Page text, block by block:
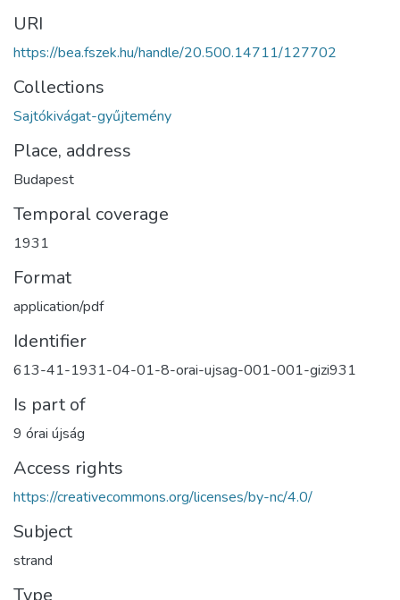
URI
https://bea.fszek.hu/handle/20.500.14711/127702
Collections
Sajtókivágat-gyűjtemény
Place, address
Budapest
Temporal coverage
1931
Format
application/pdf
Identifier
613-41-1931-04-01-8-orai-ujsag-001-001-gizi931
Is part of
9 órai újság
Access rights
https://creativecommons.org/licenses/by-nc/4.0/
Subject
strand
Type